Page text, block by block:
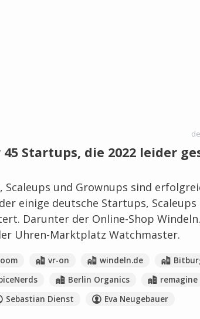
Startups, die 2022 leider
und Grownups sind
einige deutsche Startups, Scaleups
Darunter der Online-Shop
Uhren-Marktplatz Watchmaster.
vr-on windeln.de
Berlin Organics
remagine
Sebastian Dienst Eva Neugebauer